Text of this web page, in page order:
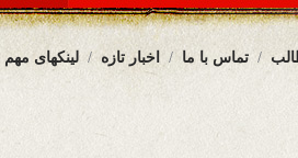
لینکهای مهم اخبار تازه تماس با ما